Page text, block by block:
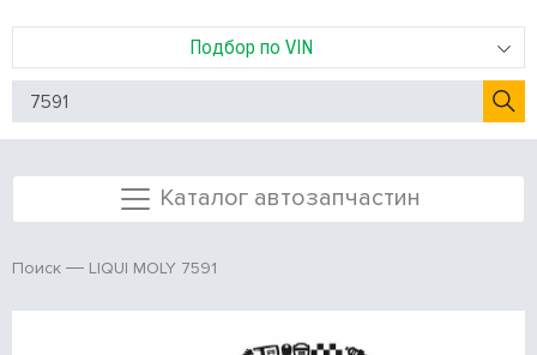
Подбор по VIN
Каталог автозапчастин
Поиск LIQUI MOLY 7591